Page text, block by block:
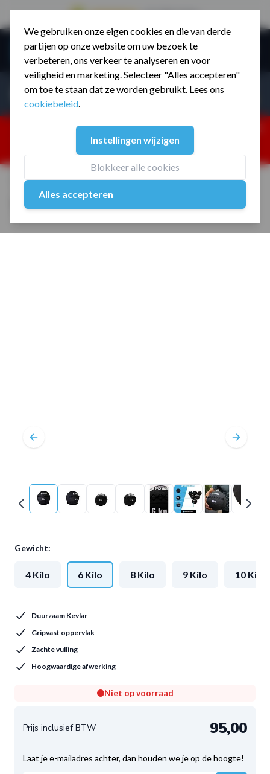
We gebruiken onze eigen cookies en die van derde
partijen op onze website om uw bezoek te
verbeteren, ons verkeer te analyseren en voor
veiligheid en marketing. Selecteer "Alles accepteren"
om toe te staan dat ze worden gebruikt. Lees ons
cookiebeleid.
Instellingen wijzigen
Blokkeer alle cookies
Alles accepteren
Ga naar de inhoud
Menu
Producten zoeken...
25% korting ivm vakantiesluiting. Gebruik code:
ZOMERMP. muv vloeren, fitnesstoestellen, boksartikelen,
zakelijk en dealer inlog. Verzending vanaf 19 aug.
Home / Wall Ball Kevlar 6 kg
Wall Ball Kevlar 6 kg
Gewicht:
4 Kilo 6 Kilo 8 Kilo 9 Kilo 10 Kilo
Duurzaam Kevlar
Gripvast oppervlak
Zachte vulling
Hoogwaardige afwerking
Niet op voorraad
95,00
Laat je e-mailadres achter, dan houden we je op de hoogte!